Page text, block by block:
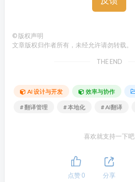
© 版权声明
文章版权归作者所有，未经允许请勿转载。
THE END
AI 设计与开发 效率与协作
# 翻译管理 # 本地化 # AI翻译
喜欢就支持一下吧
点赞 0 分享